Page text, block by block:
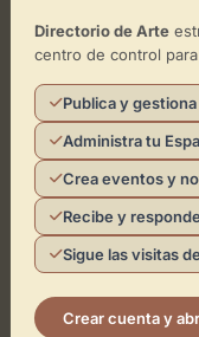
Toca
Directorio de Arte
centro de control
Publica y
Administra tu
Crea eventos y
Recibe y
Sigue las visitas
Crear cuenta y